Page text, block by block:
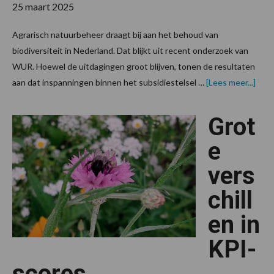
25 maart 2025
Agrarisch natuurbeheer draagt bij aan het behoud van
biodiversiteit in Nederland. Dat blijkt uit recent onderzoek van
WUR. Hoewel de uitdagingen groot blijven, tonen de resultaten
aan dat inspanningen binnen het subsidiestelsel …[Lees meer...]
Grot
e
vers
chill
en in
KPI-